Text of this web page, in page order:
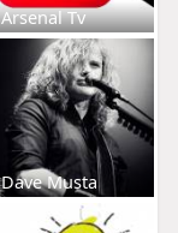
Arsenal Tv
Dave Musta